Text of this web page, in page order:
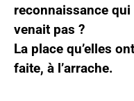
reconnaissance
venait pas ?
La place qu’elles
faite, à l’arrache.